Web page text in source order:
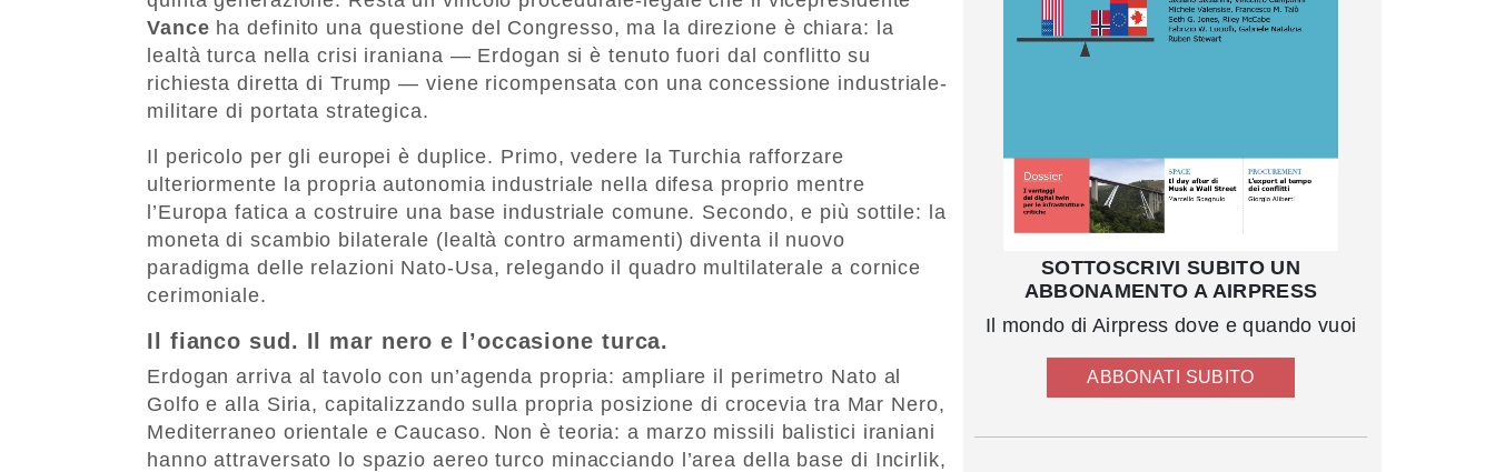
Vance ha definito una questione del Congresso, ma la direzione è chiara: la
lealtà turca nella crisi iraniana — Erdogan si è tenuto fuori dal conflitto su
richiesta diretta di Trump — viene ricompensata con una concessione industriale-
militare di portata strategica.
Il pericolo per gli europei è duplice. Primo, vedere la Turchia rafforzare
ulteriormente la propria autonomia industriale nella difesa proprio mentre
l’Europa fatica a costruire una base industriale comune. Secondo, e più sottile: la
moneta di scambio bilaterale (lealtà contro armamenti) diventa il nuovo
paradigma delle relazioni Nato-Usa, relegando il quadro multilaterale a cornice
cerimoniale.
Il fianco sud. Il mar nero e l’occasione turca.
Erdogan arriva al tavolo con un’agenda propria: ampliare il perimetro Nato al
Golfo e alla Siria, capitalizzando sulla propria posizione di crocevia tra Mar Nero,
Mediterraneo orientale e Caucaso. Non è teoria: a marzo missili balistici iraniani
hanno attraversato lo spazio aereo turco minacciando l’area della base di Incirlik,
SOTTOSCRIVI SUBITO UN
ABBONAMENTO A AIRPRESS
Il mondo di Airpress dove e quando vuoi
ABBONATI SUBITO